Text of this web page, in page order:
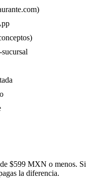
$599 MXN o menos. Si
la diferencia.